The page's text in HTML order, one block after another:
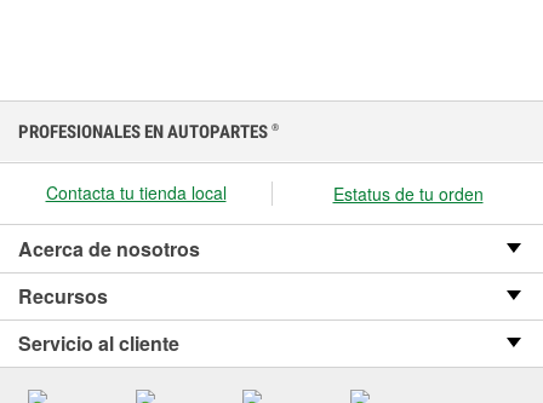
PROFESIONALES EN AUTOPARTES ®
Contacta tu tienda local Estatus de tu orden
Acerca de nosotros
Recursos
Servicio al cliente